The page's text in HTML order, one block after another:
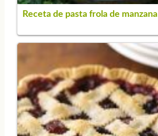
Receta de pasta frola de manzana